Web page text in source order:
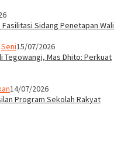
Sidang Penetapan Wali
Seni15/07/2026
Tegowangi, Mas Dhito: Perkuat
14/07/2026
Program Sekolah Rakyat